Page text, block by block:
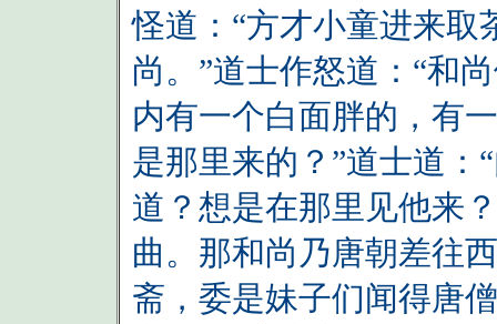
怪道：“方才小童进来取
尚。”道士作怒道：“和
内有一个白面胖的，有
是那里来的？”道士道：
道？想是在那里见他来
曲。那和尚乃唐朝差往
斋，委是妹子们闻得唐